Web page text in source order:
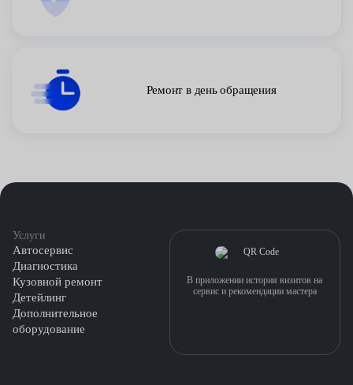
Ремонт в день обращения
Услуги
Автосервис
Диагностика
Кузовной ремонт
Детейлинг
Дополнительное
оборудование
В приложении история визитов на
сервис и рекомендации мастера